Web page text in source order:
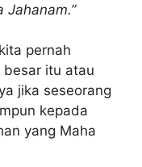
Jahanam.”
pernah
itu atau
jika seseorang
kepada
yang Maha